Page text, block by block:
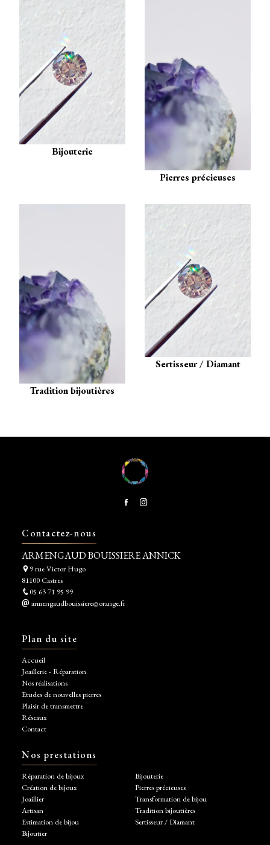
Bijouterie
Pierres précieuses
Tradition bijoutières
Sertisseur / Diamant
Contactez-nous
ARMENGAUD BOUISSIERE ANNICK
9 rue Victor Hugo
81100 Castres
05 63 71 95 99
armengaudbouissiere@orange.fr
Plan du site
Accueil
Joaillerie - Réparation
Nos réalisations
Etudes de nouvelles pierres
Plaisir de transmettre
Réseaux
Contact
Nos prestations
Réparation de bijoux
Création de bijoux
Joaillier
Artisan
Estimation de bijou
Bijoutier
Bijouterie
Pierres précieuses
Transformation de bijou
Tradition bijoutières
Sertisseur / Diamant